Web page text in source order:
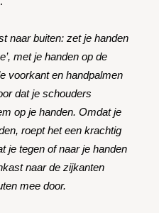
naar buiten: zet je handen
met je handen op de
voorkant en handpalmen
dat je schouders
op je handen. Omdat je
roept het een krachtig
je tegen of naar je handen
naar de zijkanten
mee door.